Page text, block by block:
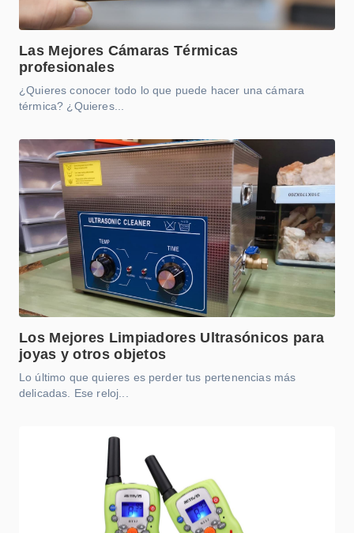
Las Mejores Cámaras Térmicas
profesionales
¿Quieres conocer todo lo que puede hacer una cámara
térmica? ¿Quieres...
Los Mejores Limpiadores Ultrasónicos para
joyas y otros objetos
Lo último que quieres es perder tus pertenencias más
delicadas. Ese reloj...